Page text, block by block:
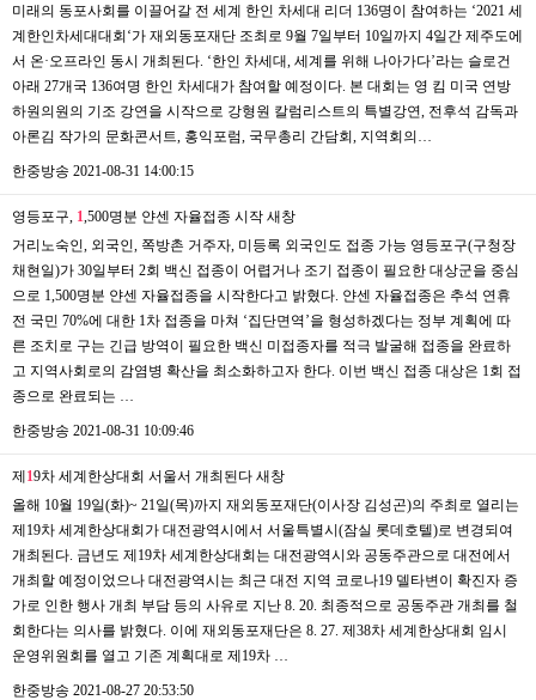
미래의 동포사회를 이끌어갈 전 세계 한인 차세대 리더 136명이 참여하는 ‘2021 세
계한인차세대대회‘가 재외동포재단 조최로 9월 7일부터 10일까지 4일간 제주도에
서 온·오프라인 동시 개최된다. ‘한인 차세대, 세계를 위해 나아가다’라는 슬로건
아래 27개국 136여명 한인 차세대가 참여할 예정이다. 본 대회는 영 킴 미국 연방
하원의원의 기조 강연을 시작으로 강형원 칼럼리스트의 특별강연, 전후석 감독과
아론김 작가의 문화콘서트, 홍익포럼, 국무총리 간담회, 지역회의…
한중방송 2021-08-31 14:00:15
영등포구, 1 ,500명분 얀센 자율접종 시작 새창
거리노숙인, 외국인, 쪽방촌 거주자, 미등록 외국인도 접종 가능 영등포구(구청장
채현일)가 30일부터 2회 백신 접종이 어렵거나 조기 접종이 필요한 대상군을 중심
으로 1,500명분 얀센 자율접종을 시작한다고 밝혔다. 얀센 자율접종은 추석 연휴
전 국민 70%에 대한 1차 접종을 마쳐 ‘집단면역’을 형성하겠다는 정부 계획에 따
른 조치로 구는 긴급 방역이 필요한 백신 미접종자를 적극 발굴해 접종을 완료하
고 지역사회로의 감염병 확산을 최소화하고자 한다. 이번 백신 접종 대상은 1회 접
종으로 완료되는 …
한중방송 2021-08-31 10:09:46
제19차 세계한상대회 서울서 개최된다 새창
올해 10월 19일(화)~ 21일(목)까지 재외동포재단(이사장 김성곤)의 주최로 열리는
제19차 세계한상대회가 대전광역시에서 서울특별시(잠실 롯데호텔)로 변경되여
개최된다. 금년도 제19차 세계한상대회는 대전광역시와 공동주관으로 대전에서
개최할 예정이었으나 대전광역시는 최근 대전 지역 코로나19 델타변이 확진자 증
가로 인한 행사 개최 부담 등의 사유로 지난 8. 20. 최종적으로 공동주관 개최를 철
회한다는 의사를 밝혔다. 이에 재외동포재단은 8. 27. 제38차 세계한상대회 임시
운영위원회를 열고 기존 계획대로 제19차 …
한중방송 2021-08-27 20:53:50